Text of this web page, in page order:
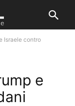
Israele contro
e